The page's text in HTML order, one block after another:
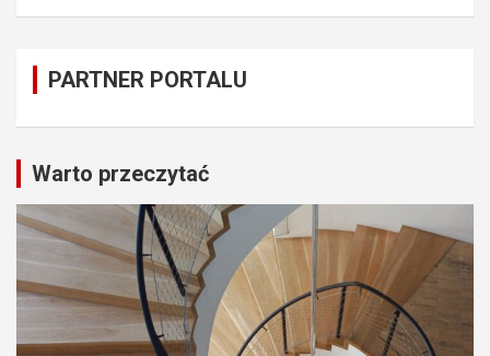
PARTNER PORTALU
Warto przeczytać